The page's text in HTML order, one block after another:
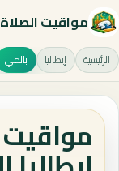
مواقيت الصلاة
الرئيسية إيطاليا بالمي
مواقيت